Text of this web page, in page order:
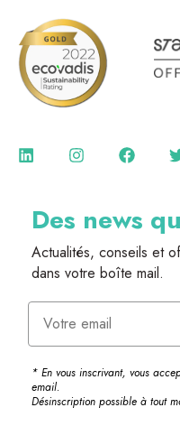
Des news
Actualités, conseils et
dans votre boîte mail.
Email
* En vous inscrivant, vous
email.
Désinscription possible à tout